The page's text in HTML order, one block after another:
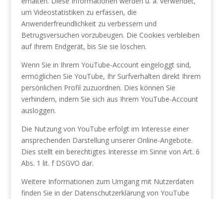
um Videostatistiken zu erfassen, die
Anwenderfreundlichkeit zu verbessern und
Betrugsversuchen vorzubeugen. Die Cookies verbleiben
auf Ihrem Endgerät, bis Sie sie löschen.
Wenn Sie in Ihrem YouTube-Account eingeloggt sind,
ermöglichen Sie YouTube, Ihr Surfverhalten direkt Ihrem
persönlichen Profil zuzuordnen. Dies können Sie
verhindern, indem Sie sich aus Ihrem YouTube-Account
ausloggen.
Die Nutzung von YouTube erfolgt im Interesse einer
ansprechenden Darstellung unserer Online-Angebote.
Dies stellt ein berechtigtes Interesse im Sinne von Art. 6
Abs. 1 lit. f DSGVO dar.
Weitere Informationen zum Umgang mit Nutzerdaten
finden Sie in der Datenschutzerklärung von YouTube